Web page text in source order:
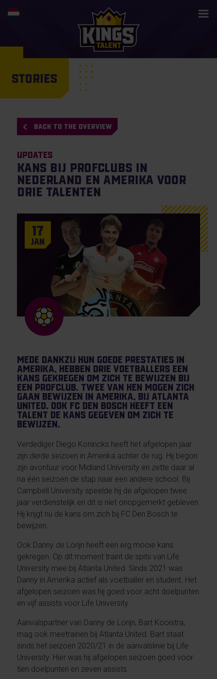
STORIES
BACK TO THE OVERVIEW
Updates
Kans bij profclubs in
Nederland en Amerika voor
drie talenten
17
Jan
Mede dankzij hun goede prestaties in
Amerika, hebben drie voetballers een
kans gekregen om zich te bewijzen bij
een profclub. Twee van hen mogen zich
gaan bewijzen in Amerika, bij Atlanta
United. Ook FC Den Bosch heeft een
talent de kans gegeven om zich te
bewijzen.
Verdediger Diego Konincks heeft het afgelopen jaar
zijn derde seizoen in Amerika achter de rug. Hij begon
zijn avontuur voor Midland University en zette daar al
na één seizoen de stap naar een andere school. Bij
Campbell University speelde hij de afgelopen twee
jaar verdienstelijk en dit is niet onopgemerkt gebleven.
Hij krijgt nu de kans om zich bij FC Den Bosch te
bewijzen.
Ook Danny de Lorijn heeft een erg mooie kans
gekregen. Op dit moment traint de spits van Life
University mee bij Atlanta United. Sinds 2021 was
Danny in Amerika actief als voetballer en student. Het
afgelopen seizoen was hij goed voor acht doelpunten
en vijf assists voor Life University.
Aanvalspartner van Danny de Lorijn, Bart Kooistra,
mag ook meetrainen bij Atlanta United. Bart staat
sinds het seizoen 2020/21 in de aanvalslinie bij Life
University. Hier was hij afgelopen seizoen goed voor
tien doelpunten en zeven assists.